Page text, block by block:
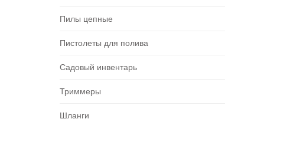
Пилы цепные
Пистолеты для полива
Садовый инвентарь
Триммеры
Шланги